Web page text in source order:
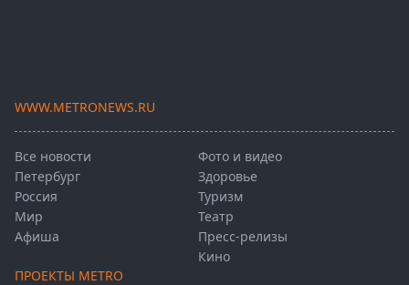
WWW.METRONEWS.RU
Все новости
Петербург
Россия
Мир
Афиша
Фото и видео
Здоровье
Туризм
Театр
Пресс-релизы
Кино
ПРОЕКТЫ METRO